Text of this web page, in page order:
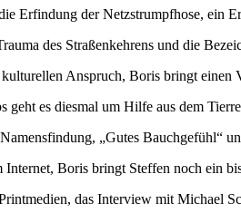
Erfindung der Netzstrumpfhose, ein
des Straßenkehrens und die
Anspruch, Boris bringt einen
geht es diesmal um Hilfe aus dem
„Gutes Bauchgefühl“
Internet, Boris bringt Steffen noch ein
das Interview mit Michael